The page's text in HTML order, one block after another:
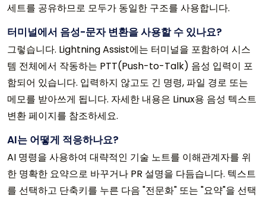
세트를 공유하므로 모두가 동일한 구조를 사용합니다.
터미널에서 음성-문자 변환을 사용할 수 있나요?
그렇습니다. Lightning Assist에는 터미널을 포함하여 시스
템 전체에서 작동하는 PTT(Push-to-Talk) 음성 입력이 포
함되어 있습니다. 입력하지 않고도 긴 명령, ​​파일 경로 또는
메모를 받아쓰게 됩니다. 자세한 내용은 Linux용 음성 텍스트
변환 페이지를 참조하세요.
AI는 어떻게 적응하나요?
AI 명령을 사용하여 대략적인 기술 노트를 이해관계자를 위
한 명확한 요약으로 바꾸거나 PR 설명을 다듬습니다. 텍스트
를 선택하고 단축키를 누른 다음 "전문화" 또는 "요약"을 선택